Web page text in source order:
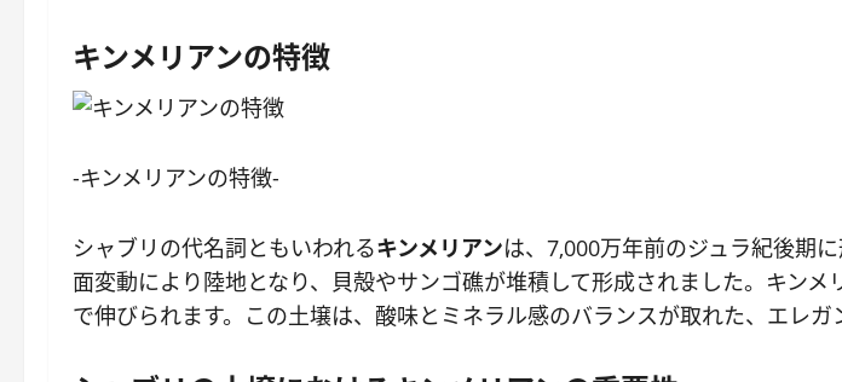
キンメリアンの特徴
-キンメリアンの特徴-
シャブリの代名詞ともいわれるキンメリアンは、7,000万年前のジュラ紀後期
面変動により陸地となり、貝殻やサンゴ礁が堆積して形成されました。キン
で伸びられます。この土壌は、酸味とミネラル感のバランスが取れた、エレガ